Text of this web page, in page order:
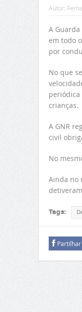
Autor:
A
em todo
por
No que
crianças.
A GNR
civil
No
Ainda no
Tags:
Partilhar